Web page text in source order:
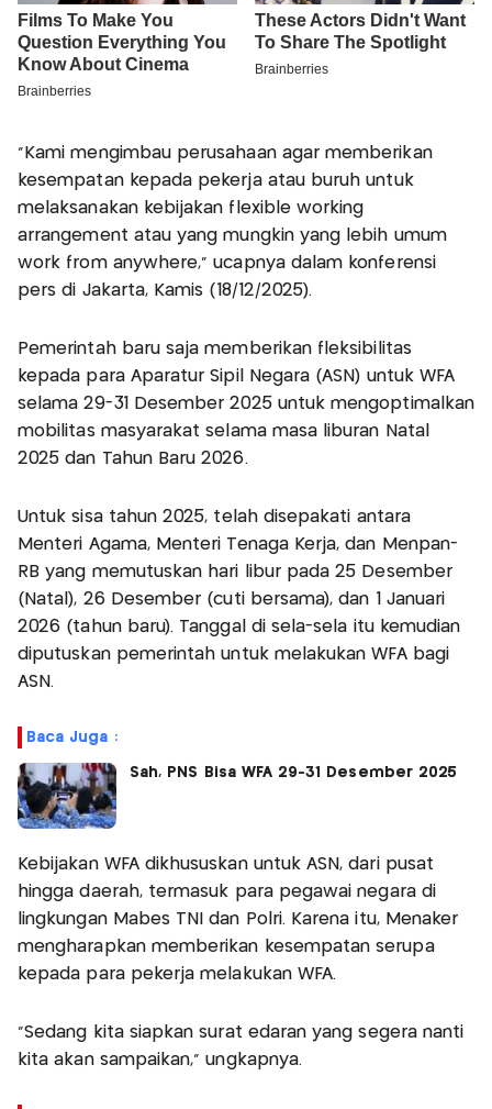
“Kami mengimbau perusahaan agar memberikan
kesempatan kepada pekerja atau buruh untuk
melaksanakan kebijakan flexible working
arrangement atau yang mungkin yang lebih umum
work from anywhere,” ucapnya dalam konferensi
pers di Jakarta, Kamis (18/12/2025).
Pemerintah baru saja memberikan fleksibilitas
kepada para Aparatur Sipil Negara (ASN) untuk WFA
selama 29-31 Desember 2025 untuk mengoptimalkan
mobilitas masyarakat selama masa liburan Natal
2025 dan Tahun Baru 2026.
Untuk sisa tahun 2025, telah disepakati antara
Menteri Agama, Menteri Tenaga Kerja, dan Menpan-
RB yang memutuskan hari libur pada 25 Desember
(Natal), 26 Desember (cuti bersama), dan 1 Januari
2026 (tahun baru). Tanggal di sela-sela itu kemudian
diputuskan pemerintah untuk melakukan WFA bagi
ASN.
Baca Juga :
Sah, PNS Bisa WFA 29-31 Desember 2025
Kebijakan WFA dikhususkan untuk ASN, dari pusat
hingga daerah, termasuk para pegawai negara di
lingkungan Mabes TNI dan Polri. Karena itu, Menaker
mengharapkan memberikan kesempatan serupa
kepada para pekerja melakukan WFA.
“Sedang kita siapkan surat edaran yang segera nanti
kita akan sampaikan,” ungkapnya.